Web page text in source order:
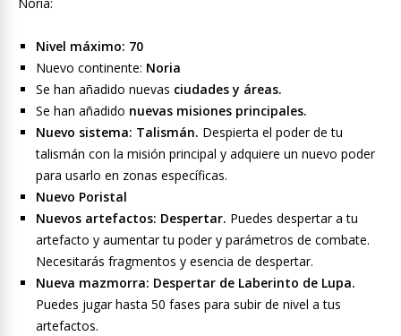
Noria:
Nivel máximo: 70
Nuevo continente: Noria
Se han añadido nuevas ciudades y áreas.
Se han añadido nuevas misiones principales.
Nuevo sistema: Talismán. Despierta el poder de tu
talismán con la misión principal y adquiere un nuevo poder
para usarlo en zonas específicas.
Nuevo Poristal
Nuevos artefactos: Despertar. Puedes despertar a tu
artefacto y aumentar tu poder y parámetros de combate.
Necesitarás fragmentos y esencia de despertar.
Nueva mazmorra: Despertar de Laberinto de Lupa.
Puedes jugar hasta 50 fases para subir de nivel a tus
artefactos.